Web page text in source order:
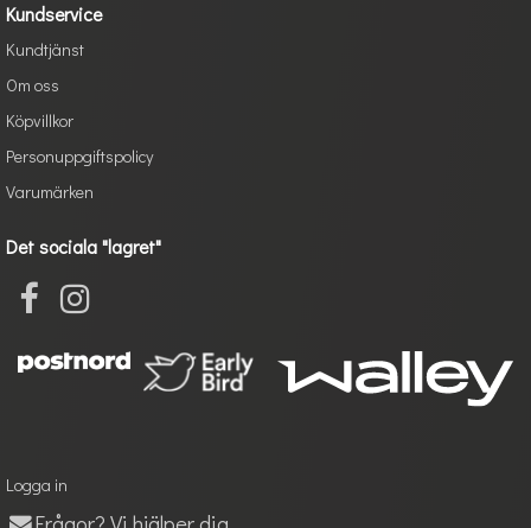
Kundservice
Kundtjänst
Om oss
Köpvillkor
Personuppgiftspolicy
Varumärken
Det sociala "lagret"
Logga in